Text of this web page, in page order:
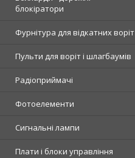
блокіратори
Фурнітура для відкатних воріт
Пульти для воріт і шлагбаумів
Радіоприймачі
Фотоелементи
Сигнальні лампи
Плати і блоки управління